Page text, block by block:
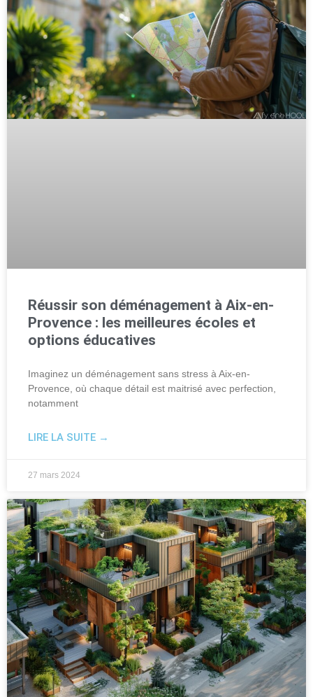
Réussir son déménagement à Aix-en-
Provence : les meilleures écoles et
options éducatives
Imaginez un déménagement sans stress à Aix-en-
Provence, où chaque détail est maitrisé avec perfection,
notamment
LIRE LA SUITE →
27 mars 2024